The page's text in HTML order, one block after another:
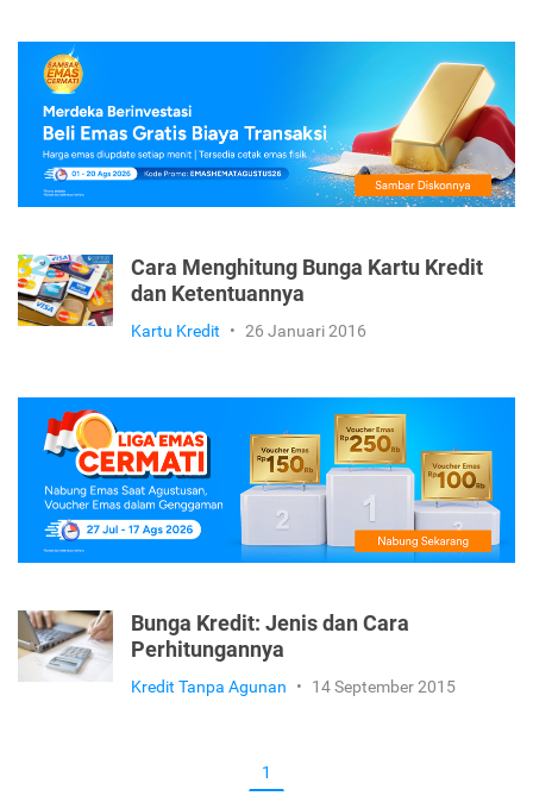
Cara Menghitung Bunga Kartu Kredit
dan Ketentuannya
Kartu Kredit • 26 Januari 2016
Bunga Kredit: Jenis dan Cara
Perhitungannya
Kredit Tanpa Agunan • 14 September 2015
1